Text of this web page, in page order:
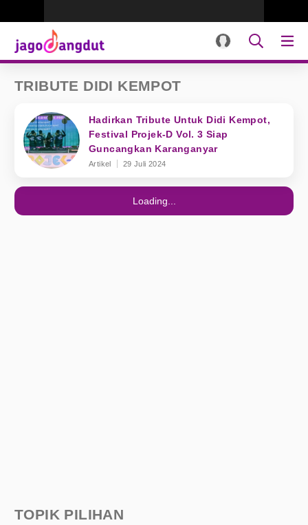
TRIBUTE DIDI KEMPOT
Hadirkan Tribute Untuk Didi Kempot,
Festival Projek-D Vol. 3 Siap
Guncangkan Karanganyar
Artikel 29 Juli 2024
Loading...
TOPIK PILIHAN